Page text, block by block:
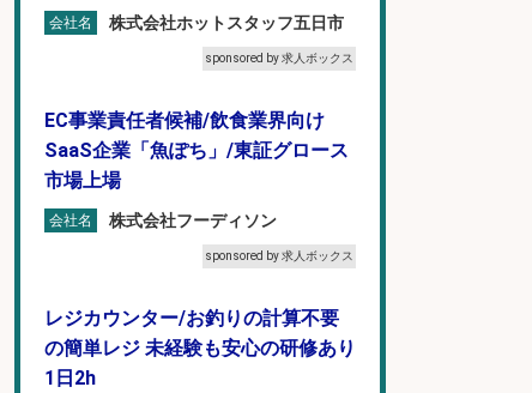
会社名 株式会社ホットスタッフ五日市
sponsored by 求人ボックス
EC事業責任者候補/飲食業界向け
SaaS企業「魚ぽち」/東証グロース
市場上場
会社名 株式会社フーディソン
sponsored by 求人ボックス
レジカウンター/お釣りの計算不要
の簡単レジ 未経験も安心の研修あり
1日2h